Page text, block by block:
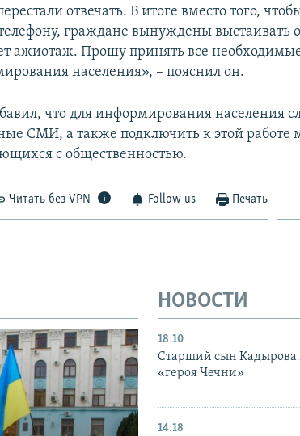
отвечать. В итоге вместо того,
граждане вынуждены выстаивать
ажиотаж. Прошу принять все
населения», – пояснил он.
что для информирования населения
СМИ, а также подключить к этой работе
с общественностью.
Читать без VPN Follow us Печать
НОВОСТИ
18:10
Старший сын Кадырова
«героя Чечни»
14:18